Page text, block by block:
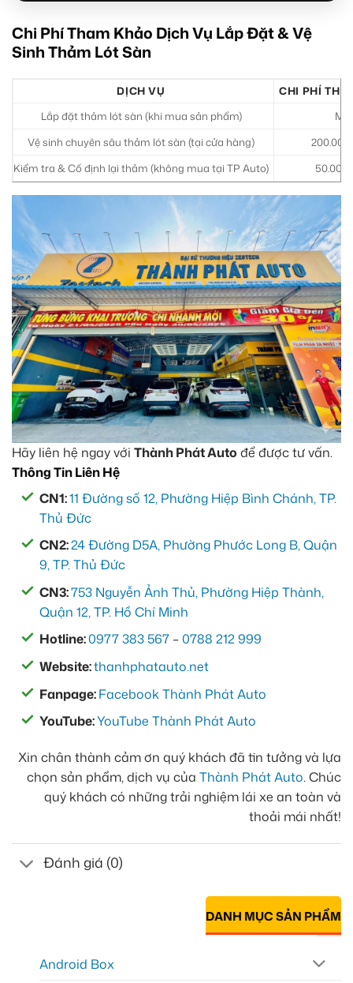
Chi Phí Tham Khảo Dịch Vụ Lắp Đặt & Vệ
Sinh Thảm Lót Sàn
DỊCH VỤ
CHI PHÍ
Lắp đặt thảm lót sàn (khi mua sản phẩm)
Vệ sinh chuyên sâu thảm lót sàn (tại cửa hàng)
200.000
Kiểm tra & Cố định lại thảm (không mua tại TP Auto)
50.000
Hãy liên hệ ngay với Thành Phát Auto để được tư vấn.
Thông Tin Liên Hệ
CN1:11 Đường số 12, Phường Hiệp Bình Chánh, TP.
Thủ Đức
CN2:24 Đường D5A, Phường Phước Long B, Quận
9, TP. Thủ Đức
CN3:753 Nguyễn Ảnh Thủ, Phường Hiệp Thành,
Quận 12, TP. Hồ Chí Minh
Hotline:0977 383 567 –0788 212 999
Website:thanhphatauto.net
Fanpage:Facebook Thành Phát Auto
YouTube:YouTube Thành Phát Auto
Xin chân thành cảm ơn quý khách đã tin tưởng và lựa
chọn sản phẩm, dịch vụ của Thành Phát Auto. Chúc
quý khách có những trải nghiệm lái xe an toàn và
thoải mái nhất!
Đánh giá (0)
DANH MỤC SẢN PHẨM
Android Box